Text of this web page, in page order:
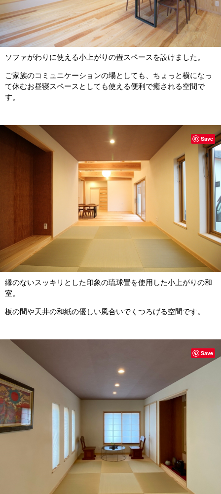
ソファがわりに使える小上がりの畳スペースを設けました。
ご家族のコミュニケーションの場としても、ちょっと横になっ
て休むお昼寝スペースとしても使える便利で癒される空間で
す。
縁のないスッキリとした印象の琉球畳を使用した小上がりの和
室。
板の間や天井の和紙の優しい風合いでくつろげる空間です。
Save
Save